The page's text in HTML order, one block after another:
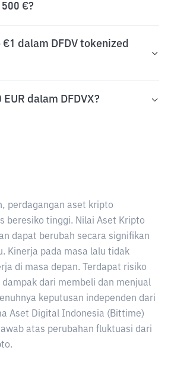
€?
dalam DFDV tokenized
dalam DFDVX?
perdagangan aset kripto
beresiko tinggi. Nilai Aset Kripto
dapat berubah secara signifikan
Kinerja pada masa lalu tidak
di masa depan. Terdapat risiko
dampak dari membeli dan menjual
keputusan independen dari
Aset Digital Indonesia (Bittime)
atas perubahan fluktuasi dari